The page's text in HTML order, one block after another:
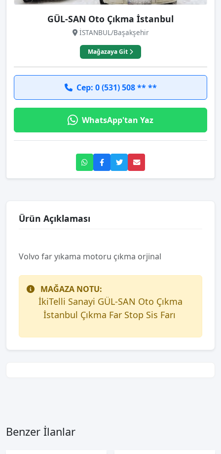
GÜL-SAN Oto Çıkma İstanbul
İSTANBUL/Başakşehir
Mağazaya Git
Cep: 0 (531) 508 ** **
WhatsApp'tan Yaz
Ürün Açıklaması
Volvo far yıkama motoru çıkma orjinal
MAĞAZA NOTU:
İkiTelli Sanayi GÜL-SAN Oto Çıkma
İstanbul Çıkma Far Stop Sis Farı
Benzer İlanlar